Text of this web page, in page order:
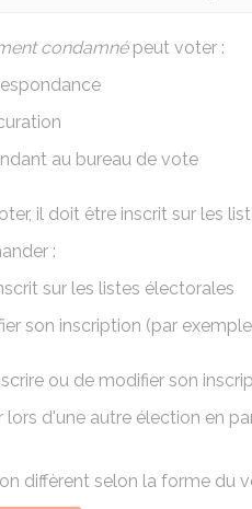
condamnépeut voter :
au bureau de vote
il doit être inscrit sur les
:
sur les listes électorales
son inscription (par
ou de modifier son
d'une autre élection en
diffèrent selon la forme du